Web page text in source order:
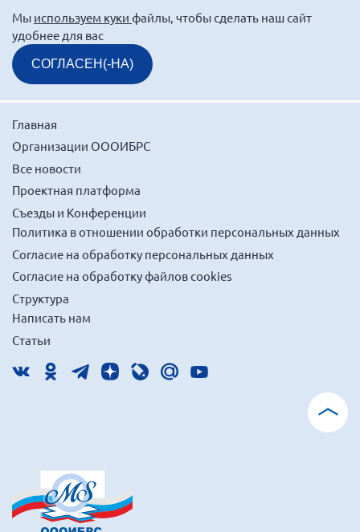
Томская область
Тульская область
Ульяновская область
Мы используем куки файлы, чтобы сделать наш сайт
удобнее для вас
СОГЛАСЕН(-НА)
Главная
Организации ОООИБРС
Все новости
Проектная платформа
Съезды и Конференции
Политика в отношении обработки персональных данных
Согласие на обработку персональных данных
Согласие на обработку файлов cookies
Структура
Написать нам
Статьи